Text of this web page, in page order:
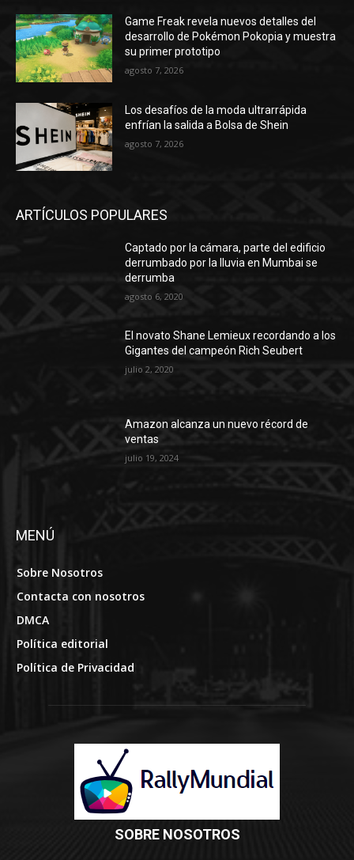
Game Freak revela nuevos detalles del
desarrollo de Pokémon Pokopia y muestra
su primer prototipo
agosto 7, 2026
Los desafíos de la moda ultrarrápida
enfrían la salida a Bolsa de Shein
agosto 7, 2026
ARTÍCULOS POPULARES
Captado por la cámara, parte del edificio
derrumbado por la lluvia en Mumbai se
derrumba
agosto 6, 2020
El novato Shane Lemieux recordando a los
Gigantes del campeón Rich Seubert
julio 2, 2020
Amazon alcanza un nuevo récord de
ventas
julio 19, 2024
MENÚ
Sobre Nosotros
Contacta con nosotros
DMCA
Política editorial
Política de Privacidad
SOBRE NOSOTROS